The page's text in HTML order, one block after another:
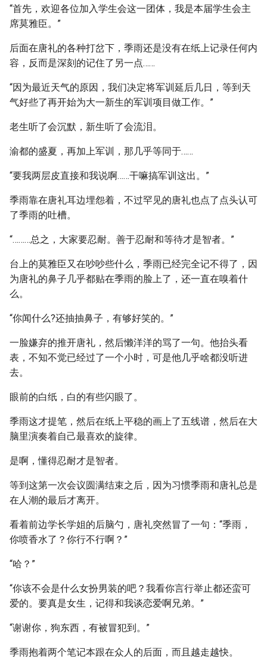
“首先，欢迎各位加入学生会这一团体，我是本届学生会主
席莫雅臣。”
后面在唐礼的各种打岔下，季雨还是没有在纸上记录任何内
容，反而是深刻的记住了另一点……
“因为最近天气的原因，我们决定将军训延后几日，等到天
气好些了再开始为大一新生的军训项目做工作。”
老生听了会沉默，新生听了会流泪。
渝都的盛夏，再加上军训，那几乎等同于……
“要我两层皮直接和我说啊……干嘛搞军训这出。”
季雨靠在唐礼耳边埋怨着，不过罕见的唐礼也点了点头认可
了季雨的吐槽。
“………总之，大家要忍耐。善于忍耐和等待才是智者。”
台上的莫雅臣又在吵吵些什么，季雨已经完全记不得了，因
为唐礼的鼻子几乎都贴在季雨的脸上了，还一直在嗅着什
么。
“你闻什么?还抽抽鼻子，有够好笑的。”
一脸嫌弃的推开唐礼，然后懒洋洋的骂了一句。他抬头看
表，不知不觉已经过了一个小时，可是他几乎啥都没听进
去。
眼前的白纸，白的有些闪眼了。
季雨这才提笔，然后在纸上平稳的画上了五线谱，然后在大
脑里演奏着自己最喜欢的旋律。
是啊，懂得忍耐才是智者。
等到这第一次会议圆满结束之后，因为习惯季雨和唐礼总是
在人潮的最后才离开。
看着前边学长学姐的后脑勺，唐礼突然冒了一句：“季雨，
你喷香水了？你行不行啊？”
“哈？”
“你该不会是什么女扮男装的吧？我看你言行举止都还蛮可
爱的。要真是女生，记得和我谈恋爱啊兄弟。”
“谢谢你，狗东西，有被冒犯到。”
季雨抱着两个笔记本跟在众人的后面，而且越走越快。